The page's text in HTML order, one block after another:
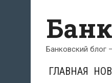
содержимому
Банковский блог
ГЛАВНАЯ